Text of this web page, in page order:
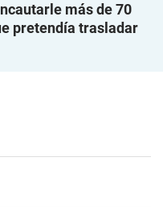
más de 70
pretendía trasladar